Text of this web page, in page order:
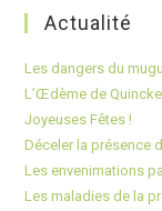
Actualité
Les dangers du
L’Œdème de
Joyeuses Fêtes !
Déceler la présence
Les envenimations
Les maladies de la